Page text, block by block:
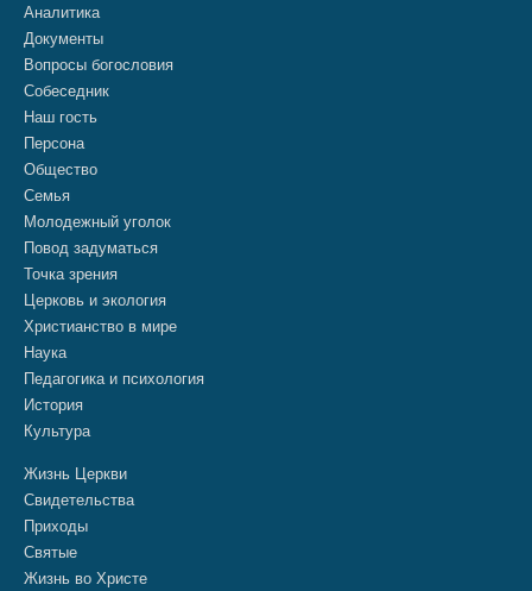
Аналитика
Документы
Вопросы богословия
Собеседник
Наш гость
Персона
Общество
Семья
Молодежный уголок
Повод задуматься
Точка зрения
Церковь и экология
Христианство в мире
Наука
Педагогика и психология
История
Культура
Жизнь Церкви
Свидетельства
Приходы
Святые
Жизнь во Христе